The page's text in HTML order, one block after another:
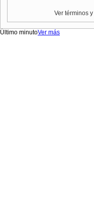
Ver términos
Último minutoVer más